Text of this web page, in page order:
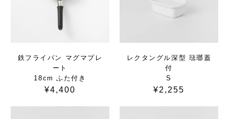
鉄フライパン マグマプレ
ート
18cm ふた付き
¥4,400
レクタングル深型 琺瑯蓋
付
S
¥2,255